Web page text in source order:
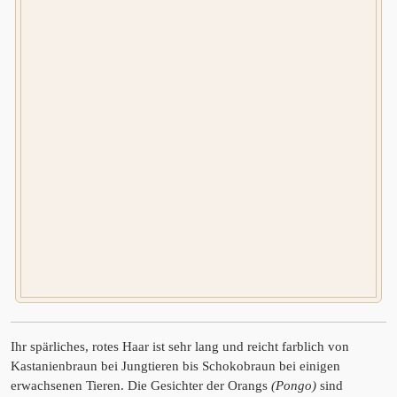
Ihr spärliches, rotes Haar ist sehr lang und reicht farblich von
Kastanienbraun bei Jungtieren bis Schokobraun bei einigen
erwachsenen Tieren. Die Gesichter der Orangs (Pongo) sind